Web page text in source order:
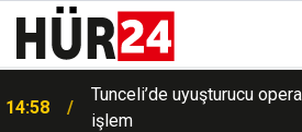
14:58
Tunceli’de uyuşturucu
işlem